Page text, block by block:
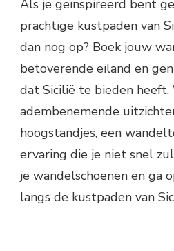
Als je geïnspireerd bent
prachtige kustpaden van
dan nog op? Boek jouw
betoverende eiland en
dat Sicilië te bieden heeft.
adembenemende
hoogstandjes, een
ervaring die je niet snel
je wandelschoenen en ga
langs de kustpaden van